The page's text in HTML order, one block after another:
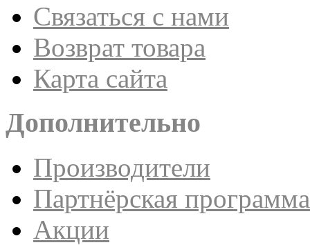
Связаться с нами
Возврат товара
Карта сайта
Дополнительно
Производители
Партнёрская программа
Акции